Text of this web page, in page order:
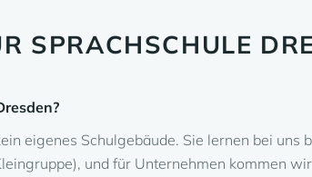
SPRACHSCHULE
eigenes Schulgebäude. Sie lernen bei uns
und für Unternehmen kommen